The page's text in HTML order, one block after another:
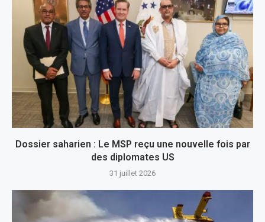
Dossier saharien : Le MSP reçu une nouvelle fois par
des diplomates US
31 juillet 2026